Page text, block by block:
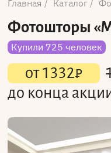
Главная Каталог
Фотошторы
Купили 725 человек
от1332₽
до конца